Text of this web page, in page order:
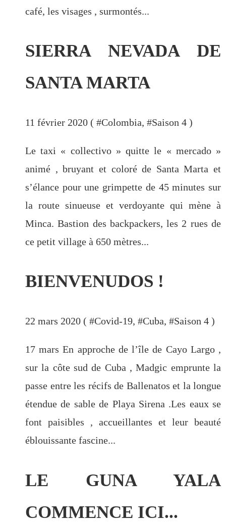
café, les visages , surmontés...
SIERRA NEVADA DE
SANTA MARTA
11 février 2020 ( #Colombia, #Saison 4 )
Le taxi « collectivo » quitte le « mercado »
animé , bruyant et coloré de Santa Marta et
s’élance pour une grimpette de 45 minutes sur
la route sinueuse et verdoyante qui mène à
Minca. Bastion des backpackers, les 2 rues de
ce petit village à 650 mètres...
BIENVENUDOS !
22 mars 2020 ( #Covid-19, #Cuba, #Saison 4 )
17 mars En approche de l’île de Cayo Largo ,
sur la côte sud de Cuba , Madgic emprunte la
passe entre les récifs de Ballenatos et la longue
étendue de sable de Playa Sirena .Les eaux se
font paisibles , accueillantes et leur beauté
éblouissante fascine...
LE GUNA YALA
COMMENCE ICI...